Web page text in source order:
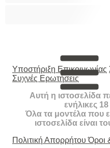
Υποστήριξη Επικοινωνίας
Συχνές Ερωτήσεις
Αυτή η ιστοσελίδα
ενήλικες
Όλα τα μοντέλα που
ιστοσελίδα είναι
Πολιτική ΑπορρήτουΌροι